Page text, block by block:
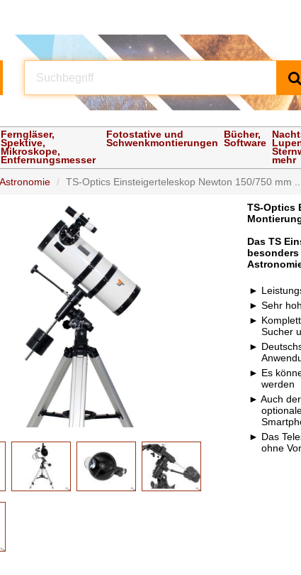
Ferngläser,
Spektive,
Mikroskope,
Entfernungsmesser
Fotostative und
Schwenkmontierungen
Bücher,
Software
mehr
TS-Optics Einsteigerteleskop Newton 150/750 mm ...
TS-Optics
Das TS
Sehr
Sucher
Es
werden
Auch
Das
ohne